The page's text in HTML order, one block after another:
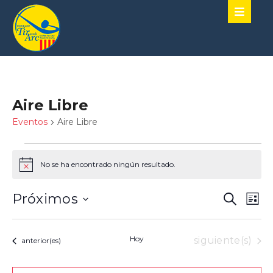
Aire Libre
Eventos Aire Libre
Aviso No se ha encontrado ningún resultado.
de
Buscar
de
Lista
Próximos
FECHA.
Eventos
anterior(es) Hoy Eventos
siguiente(s)